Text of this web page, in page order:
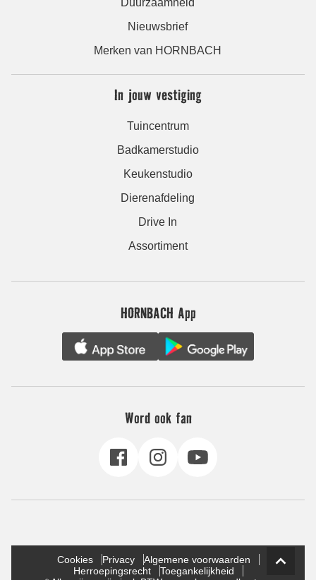
Duurzaamheid
Nieuwsbrief
Merken van HORNBACH
In jouw vestiging
Tuincentrum
Badkamerstudio
Keukenstudio
Dierenafdeling
Drive In
Assortiment
HORNBACH App
Word ook fan
Cookies Privacy
Algemene voorwaarden
Herroepingsrecht
Toegankelijkheid